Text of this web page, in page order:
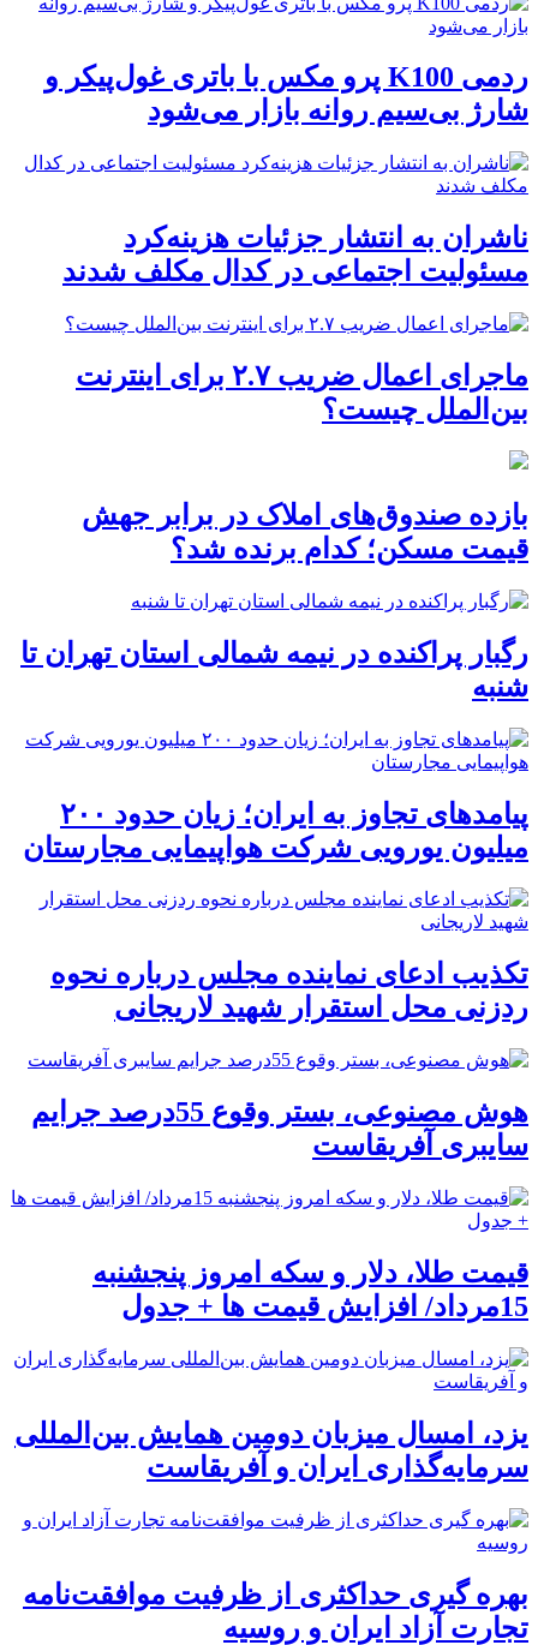
ردمی K100 پرو مکس با باتری غول‌پیکر و
شارژ بی‌سیم روانه بازار می‌شود
ناشران به انتشار جزئیات هزینه‌کرد
مسئولیت اجتماعی در کدال مکلف شدند
ماجرای اعمال ضریب ۲.۷ برای اینترنت
بین‌الملل چیست؟
بازده صندوق‌های املاک در برابر جهش
قیمت مسکن؛ کدام برنده شد؟
رگبار پراکنده در نیمه شمالی استان تهران تا
شنبه
پیامدهای تجاوز به ایران؛ زیان حدود ۲۰۰
میلیون یورویی شرکت هواپیمایی مجارستان
تکذیب ادعای نماینده مجلس درباره نحوه
ردزنی محل استقرار شهید لاریجانی
هوش مصنوعی، بستر وقوع 55درصد جرایم
سایبری آفریقاست
قیمت طلا، دلار و سکه امروز پنجشنبه
15مرداد/ افزایش قیمت ها + جدول
یزد، امسال میزبان دومین همایش بین‌المللی
سرمایه‌گذاری ایران و آفریقاست
بهره گیری حداکثری از ظرفیت موافقت‌نامه
تجارت آزاد ایران و روسیه